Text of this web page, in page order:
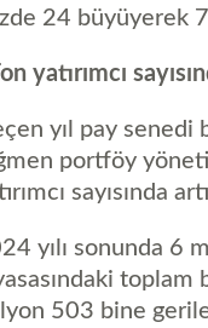
24 büyüyerek
yatırımcı
yıl pay senedi
portföy
sayısında
yılı sonunda 6
toplam
503 bine